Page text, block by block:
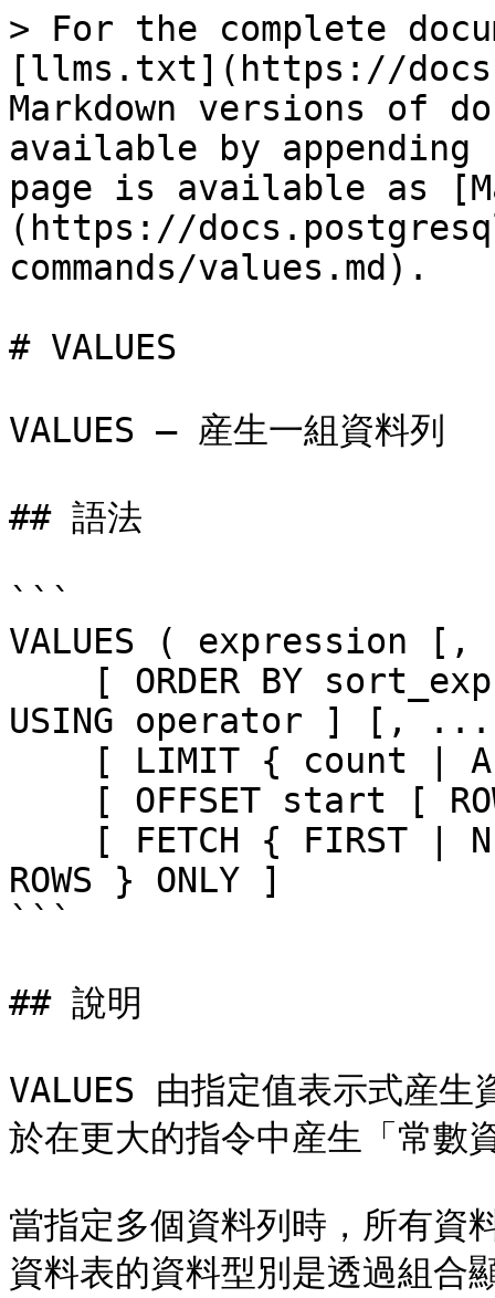
> For the complete
[llms.txt](https://
Markdown versions of
available by
page is available as
(https://
commands/values.md).
# VALUES
VALUES — 産生一組資料列
## 語法
```
VALUES (
USING operator ] [,
ROWS } ONLY ]
```
## 說明
VALUES 由指定值表示式産生
於在更大的指令中産生「常數
當指定多個資料列時，所有資
資料表的資料型別是透過組合